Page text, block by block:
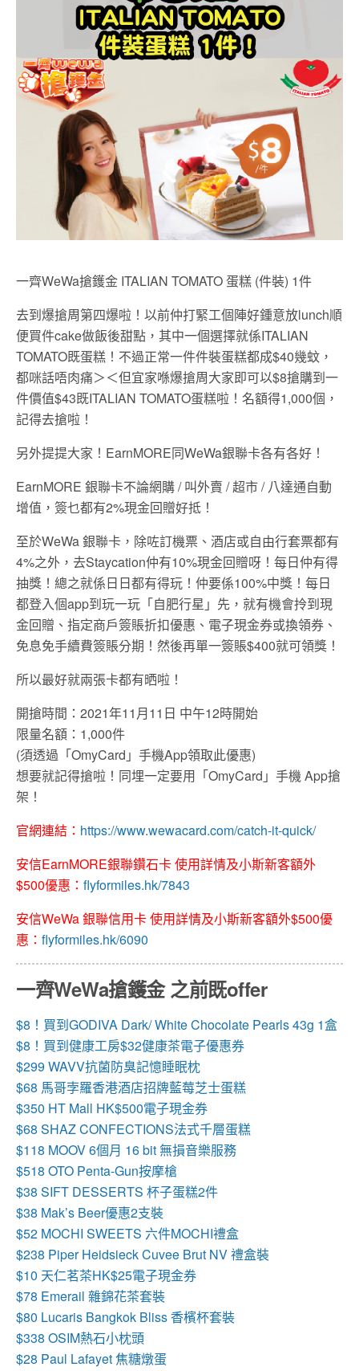
一齊WeWa搶鑊金 ITALIAN TOMATO 蛋糕 (件裝) 1件
去到爆搶周第四爆啦！以前仲打緊工個陣好鍾意放lunch順
便買件cake做飯後甜點，其中一個選擇就係ITALIAN
TOMATO既蛋糕！不過正常一件件裝蛋糕都成$40幾蚊，
都咪話唔肉痛＞＜但宜家喺爆搶周大家即可以$8搶購到一
件價值$43既ITALIAN TOMATO蛋糕啦！名額得1,000個，
記得去搶啦！
另外提提大家！EarnMORE同WeWa銀聯卡各有各好！
EarnMORE 銀聯卡不論網購 / 叫外賣 / 超市 / 八達通自動
增值，簽乜都有2%現金回贈好抵！
至於WeWa 銀聯卡，除咗訂機票、酒店或自由行套票都有
4%之外，去Staycation仲有10%現金回贈呀！每日仲有得
抽獎！總之就係日日都有得玩！仲要係100%中獎！每日
都登入個app到玩一玩「自肥行星」先，就有機會拎到現
金回贈、指定商戶簽賬折扣優惠、電子現金券或換領券、
免息免手續費簽賬分期！然後再單一簽賬$400就可領獎！
所以最好就兩張卡都有晒啦！
開搶時間：2021年11月11日 中午12時開始
限量名額：1,000件
(須透過「OmyCard」手機App領取此優惠)
想要就記得搶啦！同埋一定要用「OmyCard」手機 App搶
架！
官網連結： https://www.wewacard.com/catch-it-quick/
安信EarnMORE銀聯鑽石卡 使用詳情及小斯新客額外
$500優惠： flyformiles.hk/7843
安信WeWa 銀聯信用卡 使用詳情及小斯新客額外$500優
惠： flyformiles.hk/6090
一齊WeWa搶鑊金 之前既offer
$8！買到GODIVA Dark/ White Chocolate Pearls 43g 1盒
$8！買到健康工房$32健康茶電子優惠券
$299 WAVV抗菌防臭記憶睡眠枕
$68 馬哥孛羅香港酒店招牌藍莓芝士蛋糕
$350 HT Mall HK$500電子現金券
$68 SHAZ CONFECTIONS法式千層蛋糕
$118 MOOV 6個月 16 bit 無損音樂服務
$518 OTO Penta-Gun按摩槍
$38 SIFT DESSERTS 杯子蛋糕2件
$38 Mak’s Beer優惠2支裝
$52 MOCHI SWEETS 六件MOCHI禮盒
$238 Piper Heidsieck Cuvee Brut NV 禮盒裝
$10 天仁茗茶HK$25電子現金券
$78 Emerail 雜錦花茶套裝
$80 Lucaris Bangkok Bliss 香檳杯套裝
$338 OSIM熱石小枕頭
$28 Paul Lafayet 焦糖燉蛋